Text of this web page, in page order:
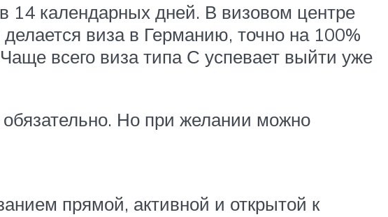
14 календарных дней. В визовом центре
виза в Германию, точно на 100%
всего виза типа С успевает выйти уже
Но при желании можно
прямой, активной и открытой к